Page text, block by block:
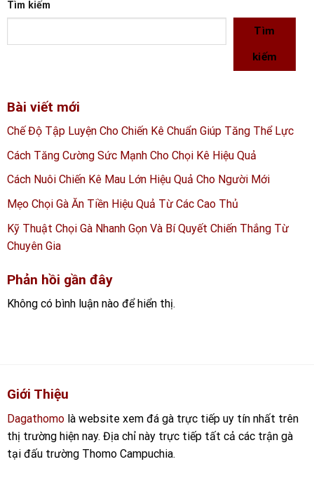
Tìm kiếm
Tìm
kiếm
Bài viết mới
Chế Độ Tập Luyện Cho Chiến Kê Chuẩn Giúp Tăng Thể Lực
Cách Tăng Cường Sức Mạnh Cho Chọi Kê Hiệu Quả
Cách Nuôi Chiến Kê Mau Lớn Hiệu Quả Cho Người Mới
Mẹo Chọi Gà Ăn Tiền Hiệu Quả Từ Các Cao Thủ
Kỹ Thuật Chọi Gà Nhanh Gọn Và Bí Quyết Chiến Thắng Từ
Chuyên Gia
Phản hồi gần đây
Không có bình luận nào để hiển thị.
Giới Thiệu
Dagathomo là website xem đá gà trực tiếp uy tín nhất trên
thị trường hiện nay. Địa chỉ này trực tiếp tất cả các trận gà
tại đấu trường Thomo Campuchia.